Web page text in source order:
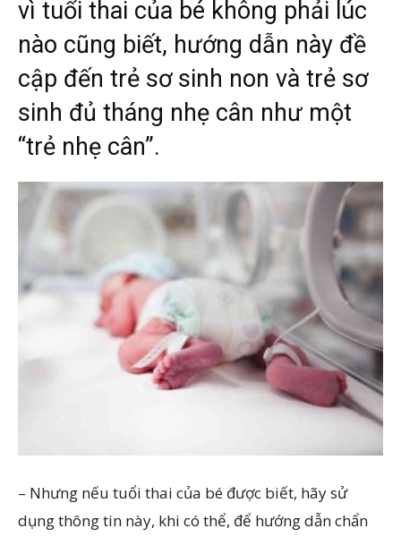
vì tuổi thai của bé không phải lúc
nào cũng biết, hướng dẫn này đề
cập đến trẻ sơ sinh non và trẻ sơ
sinh đủ tháng nhẹ cân như một
“trẻ nhẹ cân”.
– Nhưng nếu tuổi thai của bé được biết, hãy sử
dụng thông tin này, khi có thể, để hướng dẫn chẩn